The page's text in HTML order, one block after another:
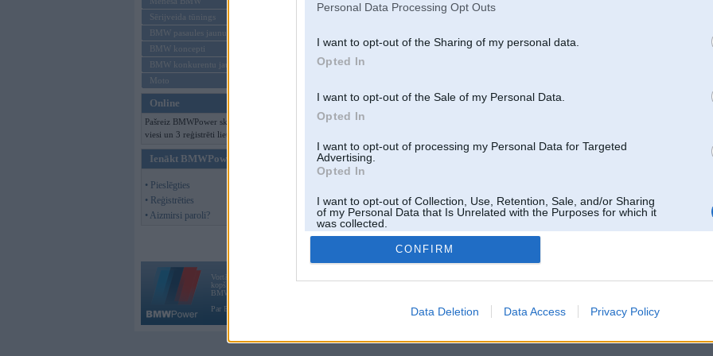
Personal Data Processing Opt Outs
I want to opt-out of the Sharing of my personal data.
Opted In
I want to opt-out of the Sale of my Personal Data.
Opted In
I want to opt-out of processing my Personal Data for Targeted
Advertising.
Opted In
I want to opt-out of Collection, Use, Retention, Sale, and/or Sharing
of my Personal Data that Is Unrelated with the Purposes for which it
was collected.
Opted Out
CONFIRM
Data Deletion Data Access Privacy Policy
Sērijveida tūnings
BMW pasaules jaunumi
BMW koncepti
BMW konkurentu jaunumi
Moto
Online
Pašreiz BMWPower skatās 154
viesi un 3 reģistrēti lietotāji.
Ienākt BMWPower
• Pieslēgties
• Reģistrēties
• Aizmirsi paroli?
Vortāls BMWPower.lv darbojas
kopš 2002. gada 14. maija. Tas nav auto klubs un nav saistīts ar
BMW AG.
Par BMWPower